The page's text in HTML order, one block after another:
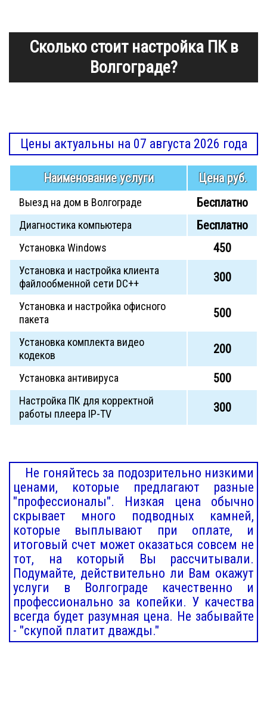
Сколько стоит настройка ПК в
Волгограде?
Цены актуальны на 07 августа 2026 года
Наименование услуги Цена руб.
Выезд на дом в Волгограде Бесплатно
Диагностика компьютера Бесплатно
Установка Windows 450
Установка и настройка клиента
файлообменной сети DC++
300
Установка и настройка офисного
пакета
500
Установка комплекта видео
кодеков
200
Установка антивируса 500
Настройка ПК для корректной
работы плеера IP-TV
300
Не гоняйтесь за подозрительно низкими
ценами, которые предлагают разные
"профессионалы". Низкая цена обычно
скрывает много подводных камней,
которые выплывают при оплате, и
итоговый счет может оказаться совсем не
тот, на который Вы рассчитывали.
Подумайте, действительно ли Вам окажут
услуги в Волгограде качественно и
профессионально за копейки. У качества
всегда будет разумная цена. Не забывайте
- "скупой платит дважды."